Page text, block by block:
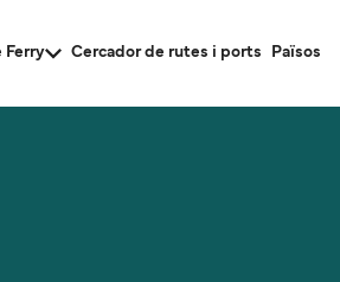
Ferry Cercador de rutes i ports Països